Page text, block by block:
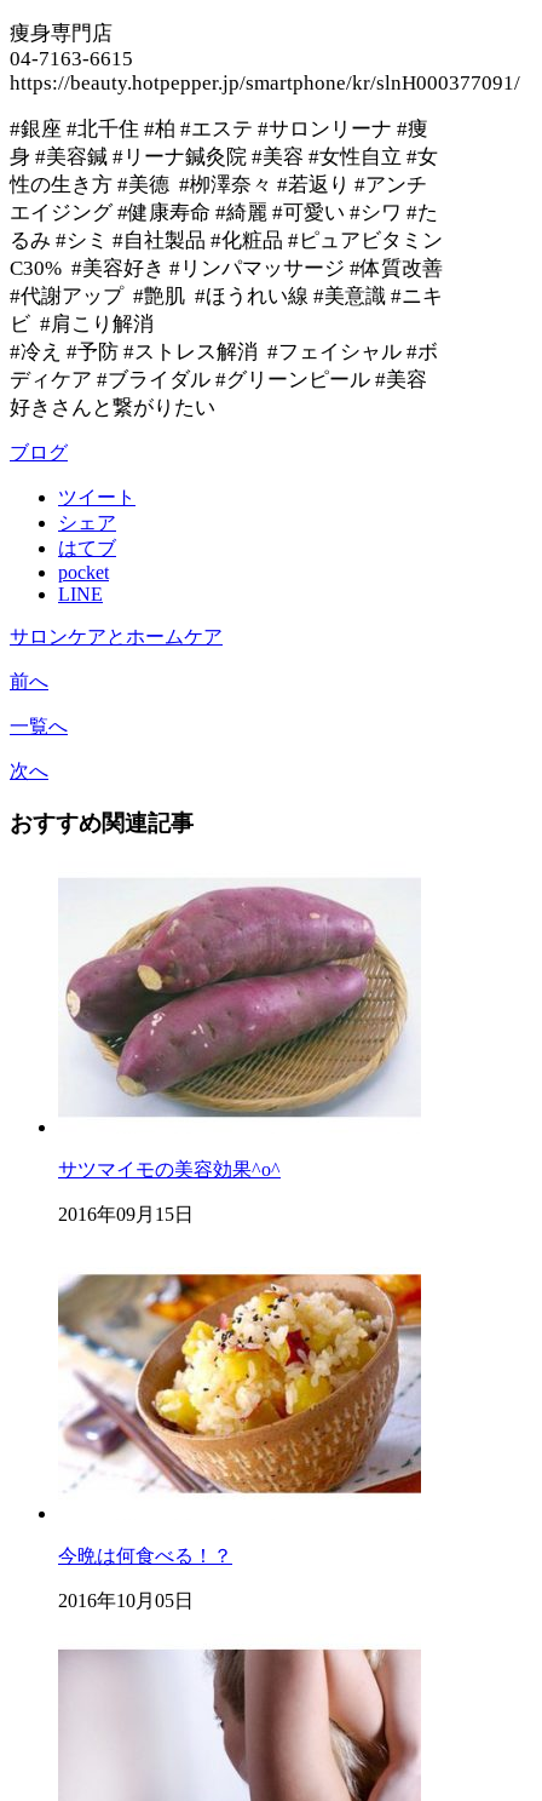
痩身専門店
04-7163-6615
https://beauty.hotpepper.jp/smartphone/kr/slnH000377091/
#銀座 #北千住 #柏 #エステ #サロンリーナ #痩
身 #美容鍼 # リーナ鍼灸院 #美容 #女性自立 #女
性の生き方 #美德 #栁澤奈々 #若返り #アンチ
エイジング#健康寿命 #綺麗 #可愛い #シワ #た
るみ #シミ #自社製品 #化粧品 #ピュアビタミン
C30% #美容好き # リンパマッサージ #体質改善
#代謝アップ#艶肌 #ほうれい線 #美意識 #ニキ
ビ #肩こり解消
#冷え #予防 #ストレス解消 #フェイシャル #ボ
ディケア #ブライダル #グリーンピール #美容
好きさんと繋がりたい
ブログ
ツイート
シェア
はてブ
pocket
LINE
サロンケアとホームケア
前へ
一覧へ
次へ
おすすめ関連記事
サツマイモの美容効果^o^
2016年09月15日
今晩は何食べる！？
2016年10月05日